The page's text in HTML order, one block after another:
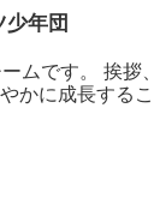
年団
ムです。 挨
かに成長する